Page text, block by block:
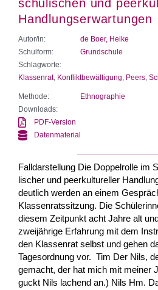
schulischen und
Handlungserwartungen
Autor/in:
de Boer, Heike
Schulform:
Grundschule
Schlagworte:
Klassenrat, Konfliktbewältigung Peers
Methode:
Ethnographie
Downloads:
PDF-Version
Datenmaterial
Falldarstellung Die Doppelrolle im
lischer und peerkultureller
deutlich werden an einem
Klassenrats­sitzung. Die
diesem Zeitpunkt acht Jahre alt
zweijährige Erfahrung mit dem
den Klas­senrat selbst und gehen
Tagesordnung vor. Tim Der Nils,
gemacht, der hat mich mit meiner
guckt Nils lachend an.) Nils Hm.